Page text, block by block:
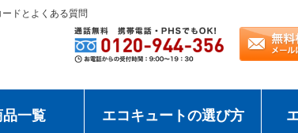
ドとよくある質問
一覧 エコキュートの選び方